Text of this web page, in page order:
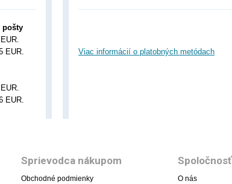
pošty
EUR.
EUR.
Viac informácií o platobných metódach
Sprievodca nákupom
Obchodné podmienky
Spoločnosť
O nás